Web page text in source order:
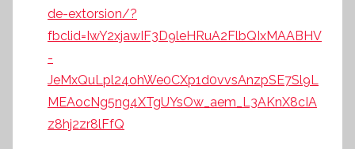
de-extorsion/?
fbclid=IwY2xjawIF3D9leHRuA2FlbQIxMAABHV
-
JeMxQuLpl24ohWe0CXp1d0vvsAnzpSE7Sl9L
MEAocNg5ng4XTgUYsOw_aem_L3AKnX8cIA
z8hj2zr8lFfQ